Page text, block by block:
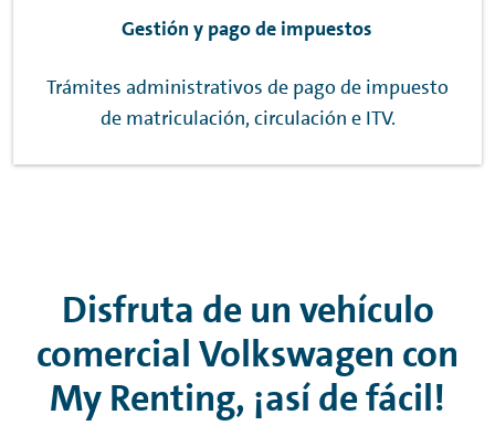
Gestión y pago de impuestos
Trámites administrativos de pago de impuesto
de matriculación, circulación e ITV.
Disfruta de un vehículo
comercial Volkswagen con
My Renting, ¡así de fácil!